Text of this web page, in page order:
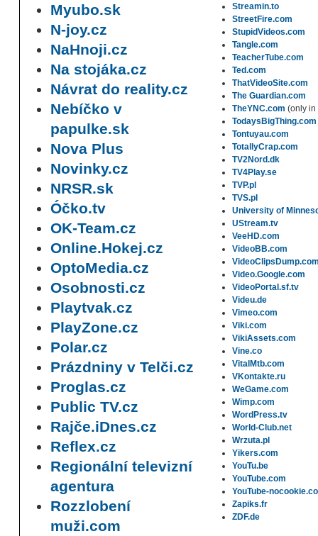
Myubo.sk
N-joy.cz
NaHnoji.cz
Na stojáka.cz
Návrat do reality.cz
Nebíčko v
papulke.sk
Nova Plus
Novinky.cz
NRSR.sk
Óčko.tv
OK-Team.cz
Online.Hokej.cz
OptoMedia.cz
Osobnosti.cz
Playtvak.cz
PlayZone.cz
Polar.cz
Prázdniny v Telči.cz
Proglas.cz
Public TV.cz
Rajče.iDnes.cz
Reflex.cz
Regionální televizní
agentura
Rozzlobení
muži.com
Streamin.to
StreetFire.com
StupidVideos.com
Tangle.com
TeacherTube.com
Ted.com
ThatVideoSite.com
The Guardian.com
TheYNC.com (only in
TodaysBigThing.com
Tontuyau.com
TotallyCrap.com
TV2Nord.dk
TV4Play.se
TVP.pl
TVS.pl
University of
UStream.tv
VeeHD.com
VideoBB.com
Video.Google.com
VideoPortal.sf.tv
Videu.de
Vimeo.com
Viki.com
VikiAssets.com
Vine.co
VitalMtb.com
VKontakte.ru
WeGame.com
Wimp.com
WordPress.tv
World-Club.net
Wrzuta.pl
Yikers.com
YouTu.be
YouTube.com
YouTube-
Zapiks.fr
ZDF.de